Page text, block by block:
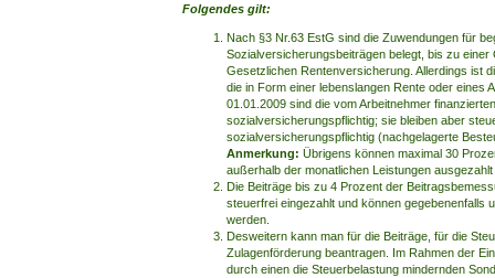
Folgendes gilt:
Nach §3 Nr.63 EstG sind die Zuwendungen für
Sozialversicherungsbeiträgen belegt, bis zu
Gesetzlichen Rentenversicherung. Allerdings ist
die in Form einer lebenslangen Rente oder eines
01.01.2009 sind die vom Arbeitnehmer
sozialversicherungspflichtig; sie bleiben aber
sozialversicherungspflichtig (nachgelagerte
Anmerkung: Übrigens können maximal 30
außerhalb der monatlichen Leistungen
Die Beiträge bis zu 4 Prozent der
steuerfrei eingezahlt und können gegebenenfalls
werden.
Desweitern kann man für die Beiträge, für die
Zulagenförderung beantragen. Im Rahmen der
durch einen die Steuerbelastung mindernden